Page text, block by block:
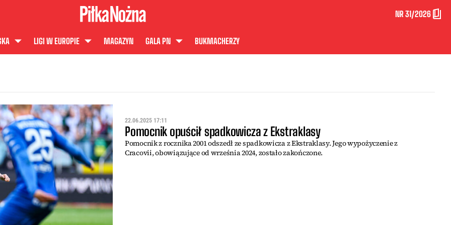
NR 31/2026
LIGI W EUROPIE MAGAZYN GALA PN BUKMACHERZY
22.06.2025 17:11
Pomocnik opuścił spadkowicza z Ekstraklasy
Pomocnik z rocznika 2001 odszedł ze spadkowicza z Ekstraklasy. Jego wypożyczenie z
Cracovii, obowiązujące od września 2024, zostało zakończone.